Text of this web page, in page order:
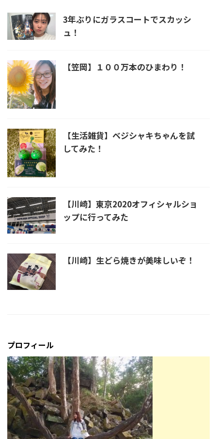
3年ぶりにガラスコートでスカッシ
ュ！
【笠岡】１００万本のひまわり！
【生活雑貨】ベジシャキちゃんを試
してみた！
【川崎】東京2020オフィシャルショ
ップに行ってみた
【川崎】生どら焼きが美味しいぞ！
プロフィール